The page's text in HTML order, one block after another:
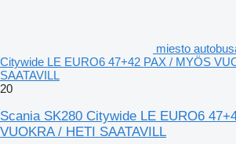
miesto
Citywide LE EURO6 47+42 PAX / MYÖS
SAATAVILL
20
Scania SK280 Citywide LE EURO6
VUOKRA / HETI SAATAVILL